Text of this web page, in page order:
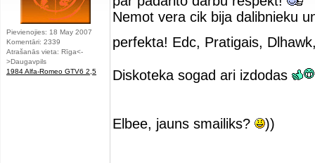
Pievienojies: 18 May 2007
Komentāri: 2339
Atrašanās vieta: Rīga<-
>Daugavpils
1984 Alfa-Romeo GTV6 2,5
Nemot vera cik bija dalibnieku
perfekta! Edc, Pratigais,
Diskoteka sogad ari izdodas
Elbee, jauns smailiks? ))